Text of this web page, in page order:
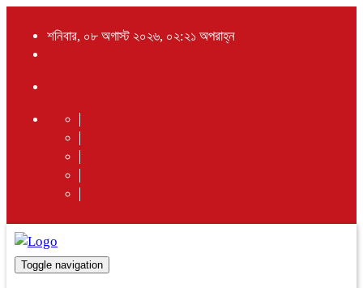
শনিবার, ০৮ অগাস্ট ২০২৬, ০২:২১ অপরাহ্ন
Toggle navigation